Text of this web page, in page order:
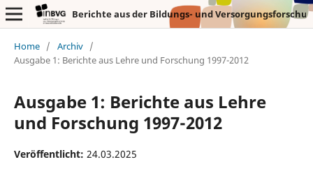
Home / Archiv /
Ausgabe 1: Berichte aus Lehre und Forschung 1997-2012
Ausgabe 1: Berichte aus Lehre
und Forschung 1997-2012
Veröffentlicht: 24.03.2025